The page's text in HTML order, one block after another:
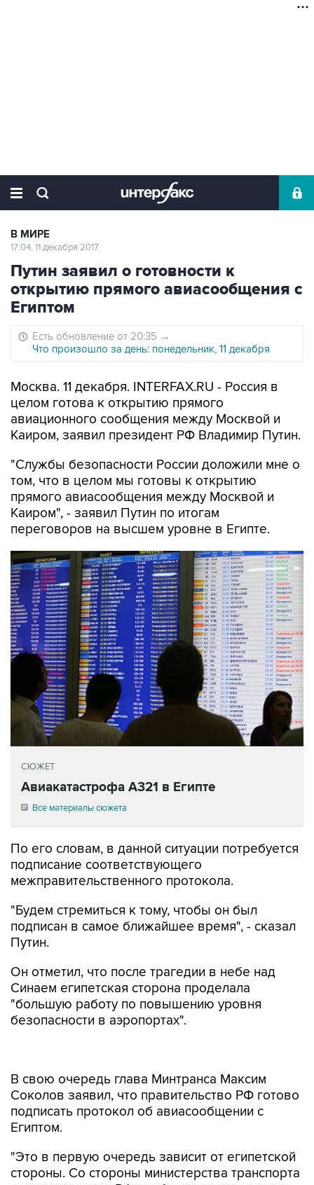
В МИРЕ
17:04, 11 декабря 2017
Путин заявил о готовности к
открытию прямого авиасообщения с
Египтом
Есть обновление от 20:35 →
Что произошло за день: понедельник, 11 декабря
Москва. 11 декабря. INTERFAX.RU - Россия в
целом готова к открытию прямого
авиационного сообщения между Москвой и
Каиром, заявил президент РФ Владимир Путин.
"Службы безопасности России доложили мне о
том, что в целом мы готовы к открытию
прямого авиасообщения между Москвой и
Каиром", - заявил Путин по итогам
переговоров на высшем уровне в Египте.
СЮЖЕТ
Авиакатастрофа А321 в Египте
Все материалы сюжета
По его словам, в данной ситуации потребуется
подписание соответствующего
межправительственного протокола.
"Будем стремиться к тому, чтобы он был
подписан в самое ближайшее время", - сказал
Путин.
Он отметил, что после трагедии в небе над
Синаем египетская сторона проделала
"большую работу по повышению уровня
безопасности в аэропортах".
подписать протокол об авиасообщении с
Египтом.
"Это в первую очередь зависит от египетской
и правительства РФ мы будем готовы сделать
это на этой неделе", - сказал он журналистам.